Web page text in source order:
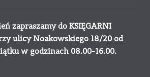
zapraszamy do KSIĘGARNI
ulicy Noakowskiego 18/20 od
w godzinach 08.00-16.00.